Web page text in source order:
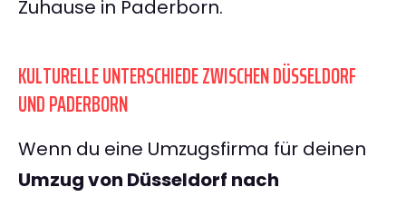
Zuhause in Paderborn.
KULTURELLE UNTERSCHIEDE ZWISCHEN DÜSSELDORF
UND PADERBORN
Wenn du eine Umzugsfirma für deinen
Umzug von Düsseldorf nach